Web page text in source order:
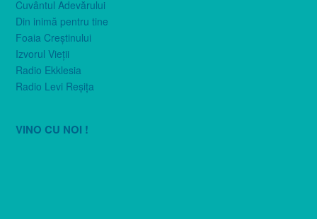
Cuvântul Adevărului
Din inimă pentru tine
Foaia Creştinului
Izvorul Vieţii
Radio Ekklesia
Radio Levi Reşiţa
VINO CU NOI !